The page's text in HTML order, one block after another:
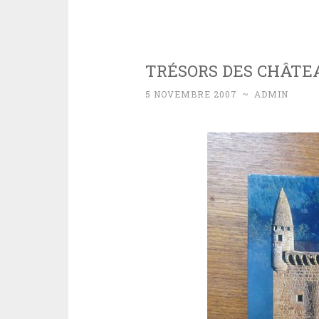
TRÉSORS DES
5 NOVEMBRE 2007 ~ ADMIN